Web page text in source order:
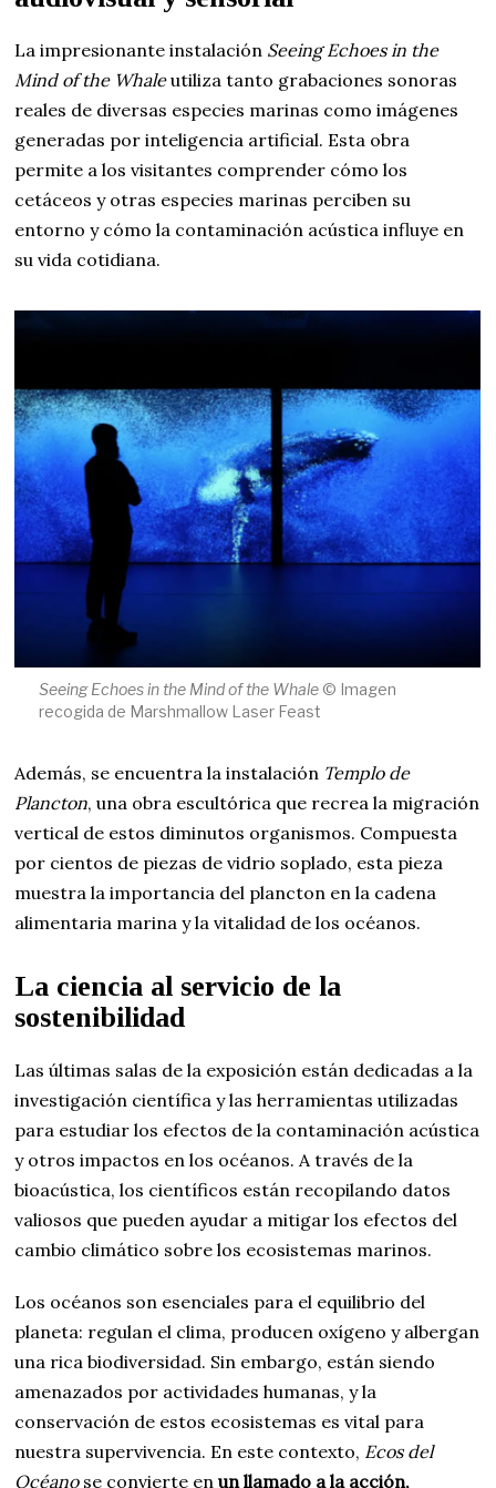
La impresionante instalación Seeing Echoes in the
Mind of the Whaleutiliza tanto grabaciones sonoras
reales de diversas especies marinas como imágenes
generadas por inteligencia artificial. Esta obra
permite a los visitantes comprender cómo los
cetáceos y otras especies marinas perciben su
entorno y cómo la contaminación acústica influye en
su vida cotidiana.
Seeing Echoes in the Mind of the Whale© Imagen
recogida de Marshmallow Laser Feast
Además, se encuentra la instalación Templo de
Plancton, una obra escultórica que recrea la migración
vertical de estos diminutos organismos. Compuesta
por cientos de piezas de vidrio soplado, esta pieza
muestra la importancia del plancton en la cadena
alimentaria marina y la vitalidad de los océanos.
La ciencia al servicio de la
sostenibilidad
Las últimas salas de la exposición están dedicadas a la
investigación científica y las herramientas utilizadas
para estudiar los efectos de la contaminación acústica
y otros impactos en los océanos. A través de la
bioacústica, los científicos están recopilando datos
valiosos que pueden ayudar a mitigar los efectos del
cambio climático sobre los ecosistemas marinos.
Los océanos son esenciales para el equilibrio del
planeta: regulan el clima, producen oxígeno y albergan
una rica biodiversidad. Sin embargo, están siendo
amenazados por actividades humanas, y la
conservación de estos ecosistemas es vital para
nuestra supervivencia. En este contexto, Ecos del
Océanose convierte enun llamado a la acción,